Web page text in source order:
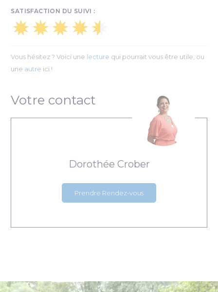
SATISFACTION DU SUIVI :
Vous hésitez ? Voici une lecture qui pourrait vous être utile, ou
une autre ici !
Votre contact
Dorothée Crober
Prendre Rendez-vous